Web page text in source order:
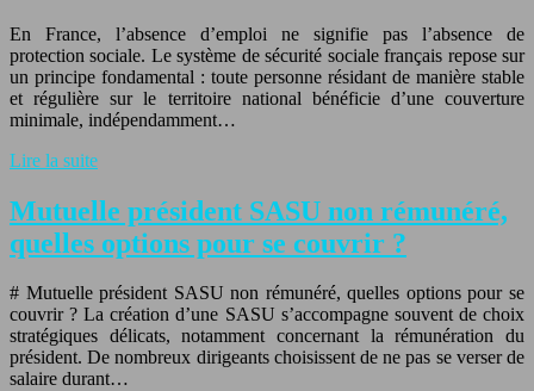
En France, l’absence d’emploi ne signifie pas l’absence de
protection sociale. Le système de sécurité sociale français repose sur
un principe fondamental : toute personne résidant de manière stable
et régulière sur le territoire national bénéficie d’une couverture
minimale, indépendamment…
Lire la suite
Mutuelle président SASU non rémunéré,
quelles options pour se couvrir ?
# Mutuelle président SASU non rémunéré, quelles options pour se
couvrir ? La création d’une SASU s’accompagne souvent de choix
stratégiques délicats, notamment concernant la rémunération du
président. De nombreux dirigeants choisissent de ne pas se verser de
salaire durant…